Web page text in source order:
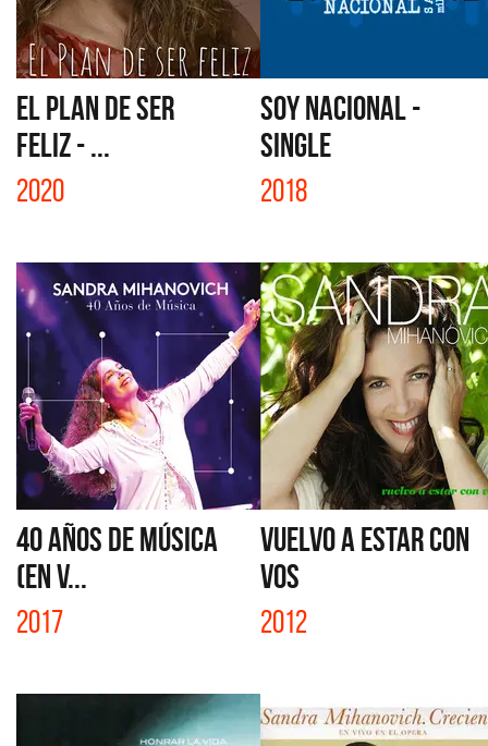
EL PLAN DE SER
FELIZ - ...
2020
SOY NACIONAL -
SINGLE
2018
40 AÑOS DE MÚSICA
(EN V...
2017
VUELVO A ESTAR CON
VOS
2012